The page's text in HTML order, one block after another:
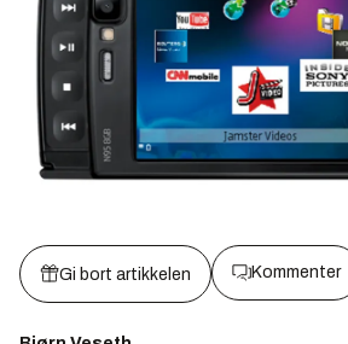
Gi bort artikkelen Kommenter